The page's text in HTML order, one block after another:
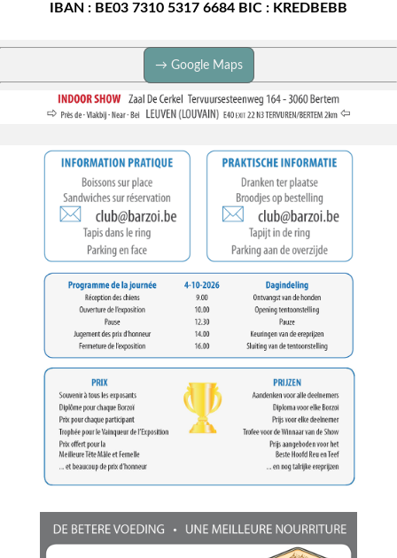
IBAN : BE03 7310 5317 6684 BIC : KREDBEBB
→ Google Maps